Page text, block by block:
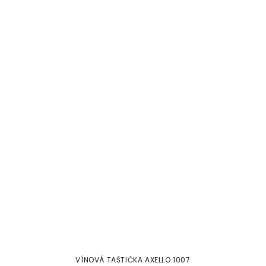
VÍNOVÁ TAŠTIČKA AXELLO 1007